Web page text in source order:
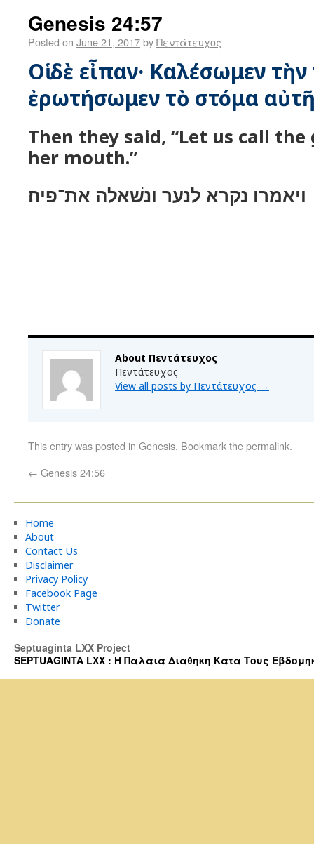
Genesis 24:57
Posted on June 21, 2017byΠεντάτευχος
Οἱ δὲ εἶπαν· Καλέσωμεν
ἐρωτήσωμεν τὸ στόμα
Then they said, “Let us call
her mouth.”
ויאמרו נקרא לנער ונשׁאלה את־פיה׃
About Πεντάτευχος
Πεντάτευχος
View all posts by Πεντάτευχος →
This entry was posted in Genesis. Bookmark thepermalink.
← Genesis 24:56
Home
About
Contact Us
Disclaimer
Privacy Policy
Facebook Page
Twitter
Donate
Septuaginta LXX Project
SEPTUAGINTA LXX : Η Παλαια Διαθηκη Κατα Τους